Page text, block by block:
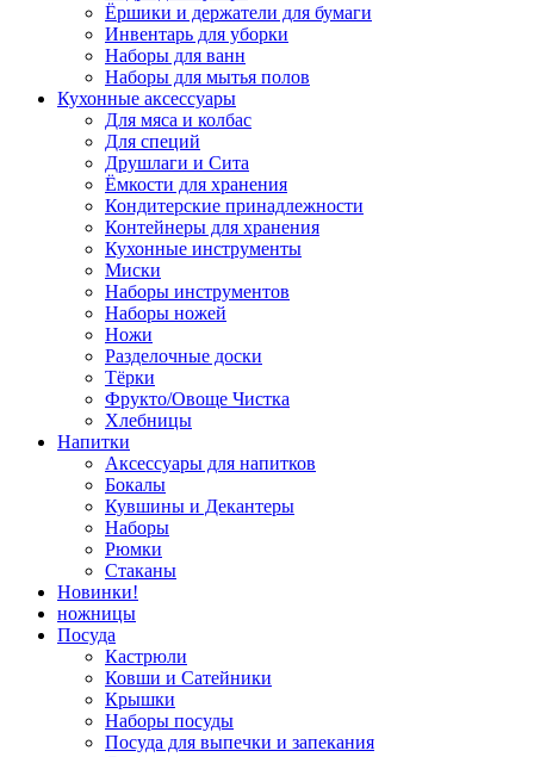
Ёршики и держатели для бумаги
Инвентарь для уборки
Наборы для ванн
Наборы для мытья полов
Кухонные аксессуары
Для мяса и колбас
Для специй
Друшлаги и Сита
Ёмкости для хранения
Кондитерские принадлежности
Контейнеры для хранения
Кухонные инструменты
Миски
Наборы инструментов
Наборы ножей
Ножи
Разделочные доски
Тёрки
Фрукто/Овоще Чистка
Хлебницы
Напитки
Аксессуары для напитков
Бокалы
Кувшины и Декантеры
Наборы
Рюмки
Стаканы
Новинки!
ножницы
Посуда
Кастрюли
Ковши и Сатейники
Крышки
Наборы посуды
Посуда для выпечки и запекания